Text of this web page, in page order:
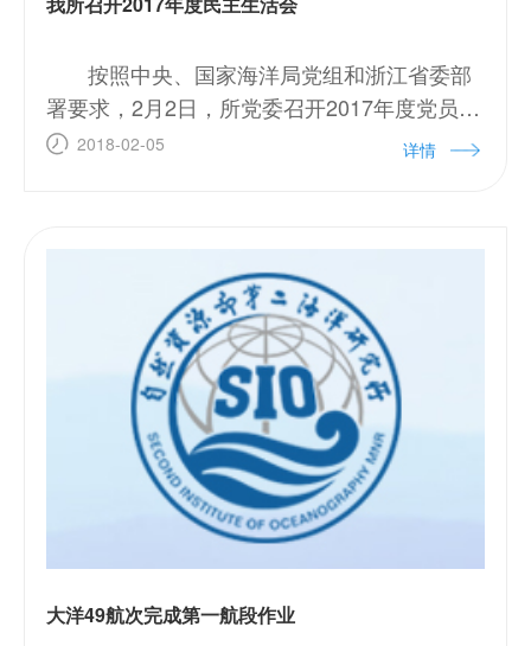
按照中央、国家海洋局党组和浙江省委部
署要求，2月2日，所党委召开2017年度党员领
导干部民主生活会， 会议以认真学习领会习近
2018-02-05 详情
大洋49航次完成第一航段作业